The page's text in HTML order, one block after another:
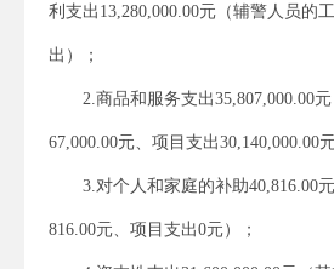
利支出13,280,000.00元（辅警人员的
出）；
2.商品和服务支出35,807,000.00
67,000.00元、项目支出30,140,000.00
3.对个人和家庭的补助40,816.00
816.00元、项目支出0元）；